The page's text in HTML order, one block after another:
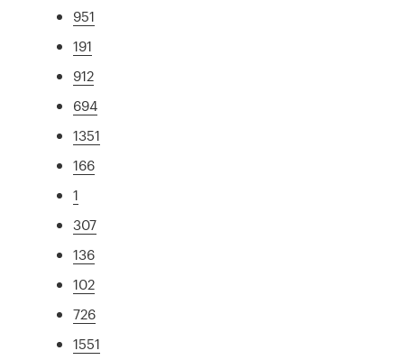
951
191
912
694
1351
166
1
307
136
102
726
1551